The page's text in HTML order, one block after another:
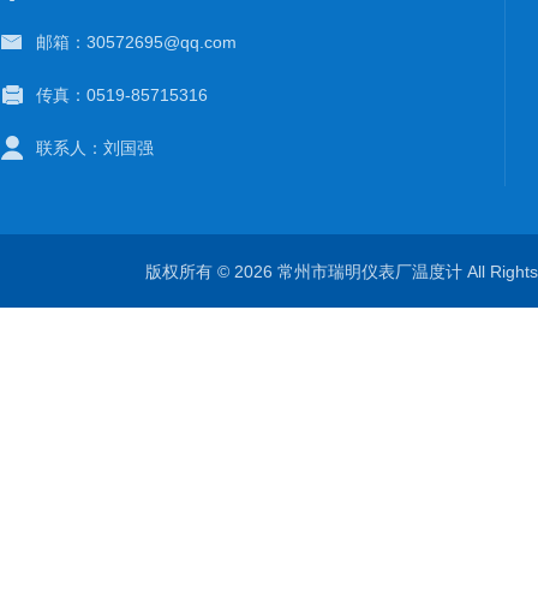
邮箱：30572695@qq.com
传真：0519-85715316
联系人：刘国强
版权所有 © 2026 常州市瑞明仪表厂温度计 All